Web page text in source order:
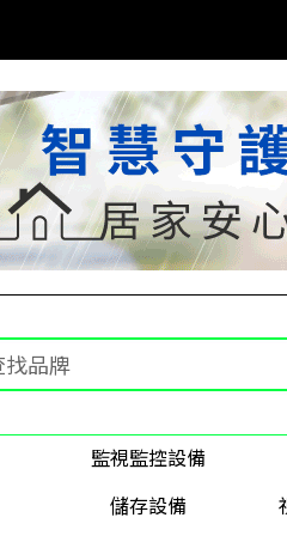
監視監控設備
儲存設備